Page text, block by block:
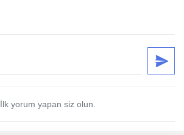
İlk yorum yapan siz olun.